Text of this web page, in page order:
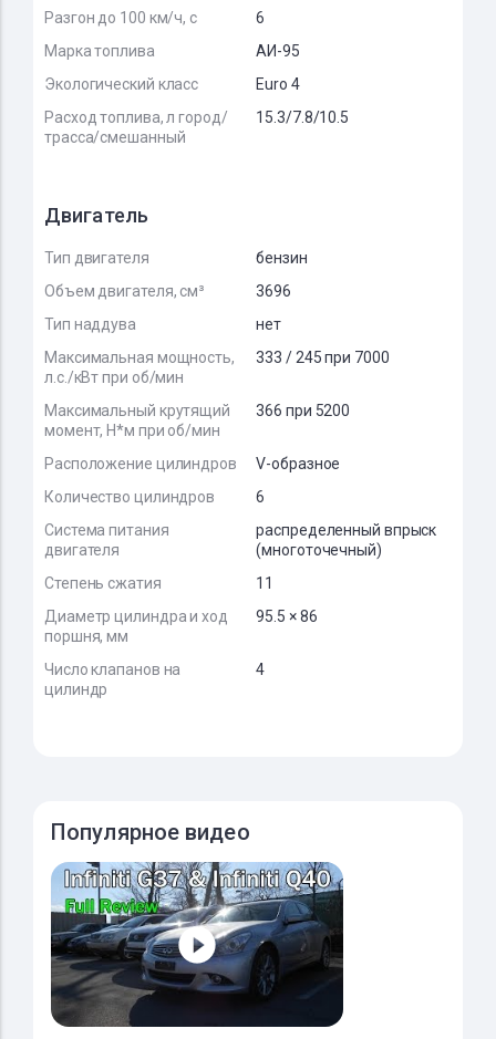
Разгон до 100 км/ч, с
6
Марка топлива
АИ-95
Экологический класс
Euro 4
Расход топлива, л город/
трасса/смешанный
15.3/7.8/10.5
Двигатель
Тип двигателя
бензин
Объем двигателя, см³
3696
Тип наддува
нет
Максимальная мощность,
л.с./кВт при об/мин
333 / 245 при 7000
Максимальный крутящий
момент, Н*м при об/мин
366 при 5200
Расположение цилиндров
V-образное
Количество цилиндров
6
Система питания
двигателя
распределенный впрыск
(многоточечный)
Степень сжатия
11
Диаметр цилиндра и ход
поршня, мм
95.5 × 86
Число клапанов на
цилиндр
4
Популярное видео